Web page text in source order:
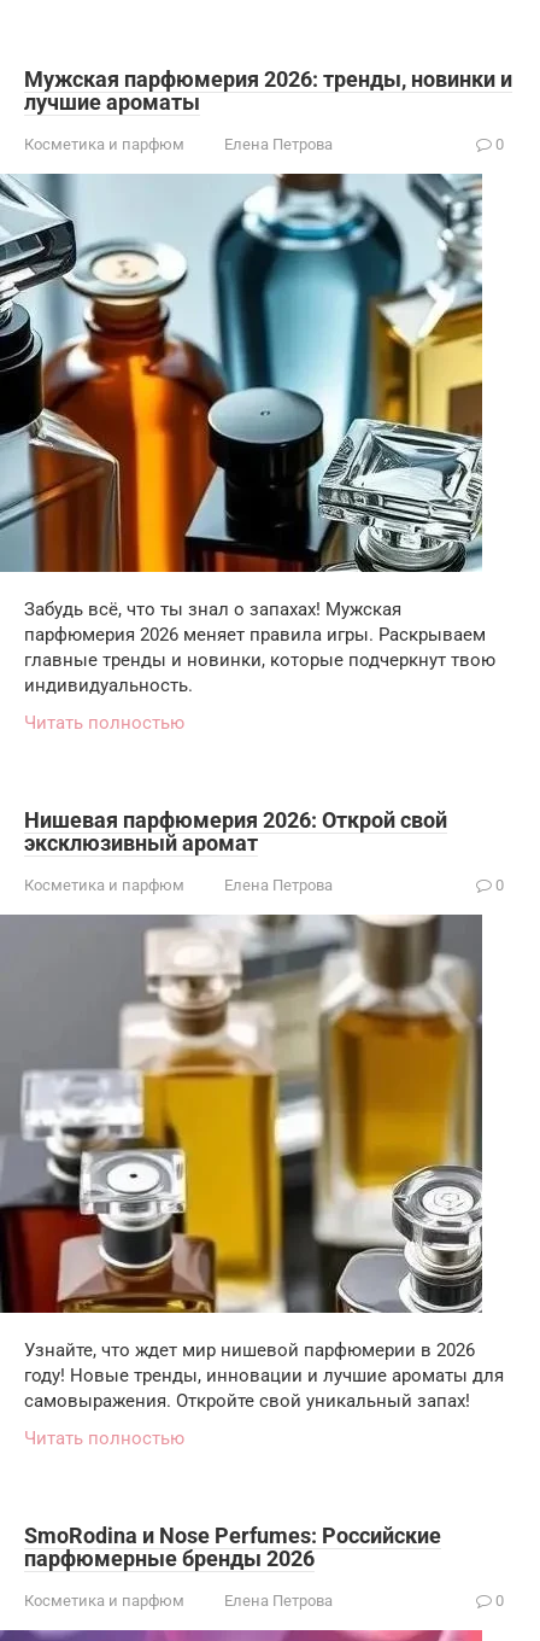
Мужская парфюмерия 2026: тренды, новинки и
лучшие ароматы
Косметика и парфюм Елена Петрова 0
Забудь всё, что ты знал о запахах! Мужская
парфюмерия 2026 меняет правила игры. Раскрываем
главные тренды и новинки, которые подчеркнут твою
индивидуальность.
Читать полностью
Нишевая парфюмерия 2026: Открой свой
эксклюзивный аромат
Косметика и парфюм Елена Петрова 0
Узнайте, что ждет мир нишевой парфюмерии в 2026
году! Новые тренды, инновации и лучшие ароматы для
самовыражения. Откройте свой уникальный запах!
Читать полностью
SmoRodina и Nose Perfumes: Российские
парфюмерные бренды 2026
Косметика и парфюм Елена Петрова 0